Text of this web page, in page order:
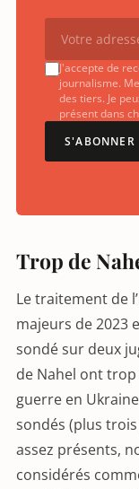
J'accepte de
journalisme.
des tiers. Je
présent dans
S'ABONNER
Trop de
Le traitement de
majeurs de 2023
sondé sur deux
de Nahel ont trop
guerre en
sondés (plus
assez présents,
considérés